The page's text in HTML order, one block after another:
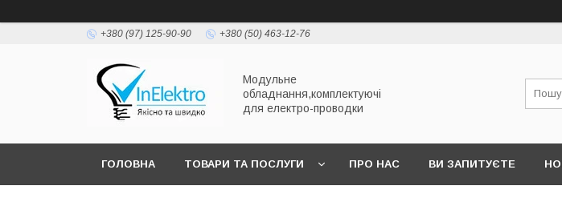
+380 (97) 125-90-90 +380 (50) 463-12-76
Модульне
обладнання,комплектуючі
для електро-проводки
ГОЛОВНА ТОВАРИ ТА ПОСЛУГИ ПРО НАС ВИ ЗАПИТУЄТЕ